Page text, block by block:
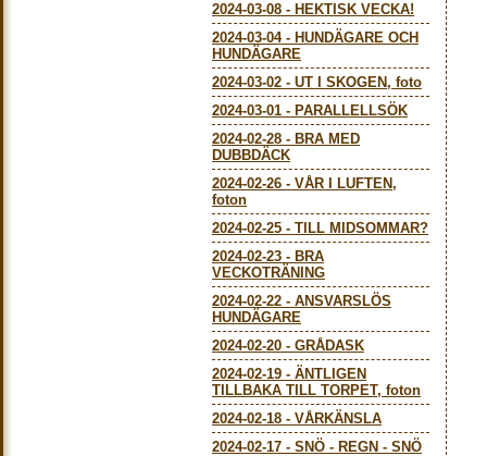
2024-03-08 - HEKTISK VECKA!
2024-03-04- HUNDÄGARE OCH
HUNDÄGARE
2024-03-02 - UT I SKOGEN, foto
2024-03-01 - PARALLELLSÖK
2024-02-28 - BRA MED
DUBBDÄCK
2024-02-26 - VÅR I LUFTEN,
foton
2024-02-25 - TILL MIDSOMMAR?
2024-02-23 - BRA
VECKOTRÄNING
2024-02-22 - ANSVARSLÖS
HUNDÄGARE
2024-02-20 - GRÅDASK
2024-02-19 - ÄNTLIGEN
TILLBAKA TILL TORPET, foton
2024-02-18 - VÅRKÄNSLA
2024-02-17 - SNÖ - REGN - SNÖ